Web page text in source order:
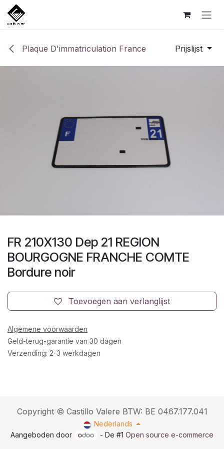
Overslaan naar inhoud
Plaque D'immatriculation France Prijslijst
FR 210X130 Dep 21 REGION
BOURGOGNE FRANCHE COMTE
Bordure noir
Toevoegen aan verlanglijst
Algemene voorwaarden
Geld-terug-garantie van 30 dagen
Verzending: 2-3 werkdagen
Copyright © Castillo Valere BTW: BE 0467.177.041
Nederlands
Aangeboden door
- De #1Open source e-commerce